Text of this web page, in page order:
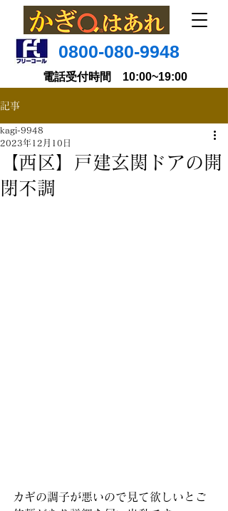
0800-080-9948
電話受付時間 10:00~19:00
記事
【西区】戸建玄関ドアの開
閉不調
kagi-9948
2023年12月10日
カギの調子が悪いので見て欲しいとご